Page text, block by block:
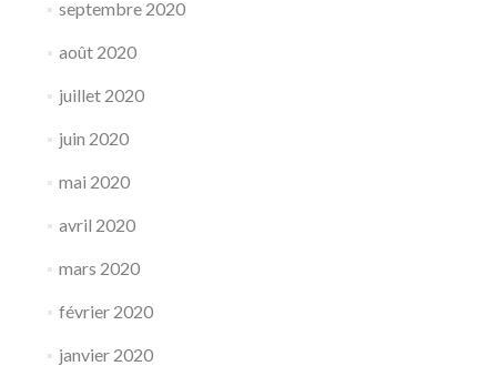
septembre 2020
août 2020
juillet 2020
juin 2020
mai 2020
avril 2020
mars 2020
février 2020
janvier 2020